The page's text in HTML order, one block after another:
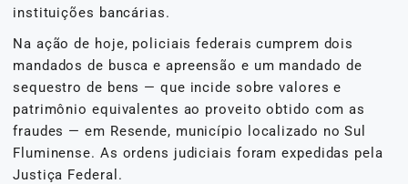
instituições bancárias.
Na ação de hoje, policiais federais cumprem dois
mandados de busca e apreensão e um mandado de
sequestro de bens — que incide sobre valores e
patrimônio equivalentes ao proveito obtido com as
fraudes — em Resende, município localizado no Sul
Fluminense. As ordens judiciais foram expedidas pela
Justiça Federal.